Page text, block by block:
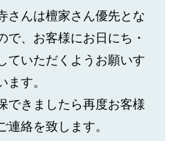
さんは檀家さん優先とな
で、お客様にお日にち・
ていただくようお願いす
ます。
できましたら再度お客様
連絡を致します。